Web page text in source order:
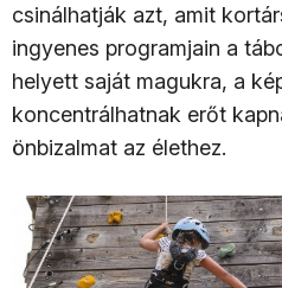
csinálhatják azt, amit
ingyenes programjain a
helyett saját magukra, a
koncentrálhatnak erőt
önbizalmat az élethez.